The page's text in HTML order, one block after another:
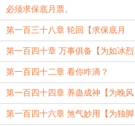
方邪君df盟主加更】
必须求保底月票。
第一百三十八章 轮回【求保底月
票！】
第一百四十章 万事俱备【为如冰烈
火盟主加更】
第一百四十二章 看你咋滴？
第一百四十四章 养蛊成神【为晚风
盟主加更】
第一百四十六章 煞气妙用【为独脚